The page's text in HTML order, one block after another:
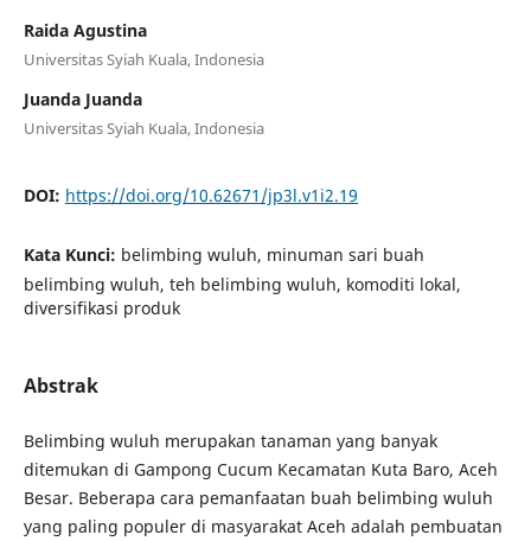
Raida Agustina
Universitas Syiah Kuala, Indonesia
Juanda Juanda
Universitas Syiah Kuala, Indonesia
DOI: https://doi.org/10.62671/jp3l.v1i2.19
Kata Kunci: belimbing wuluh, minuman sari buah
belimbing wuluh, teh belimbing wuluh, komoditi lokal,
diversifikasi produk
Abstrak
Belimbing wuluh merupakan tanaman yang banyak
ditemukan di Gampong Cucum Kecamatan Kuta Baro, Aceh
Besar. Beberapa cara pemanfaatan buah belimbing wuluh
yang paling populer di masyarakat Aceh adalah pembuatan